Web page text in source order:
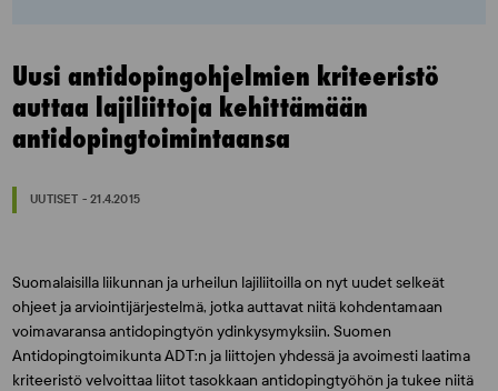
Uusi antidopingohjelmien kriteeristö
auttaa lajiliittoja kehittämään
antidopingtoimintaansa
UUTISET - 21.4.2015
Suomalaisilla liikunnan ja urheilun lajiliitoilla on nyt uudet selkeät
ohjeet ja arviointijärjestelmä, jotka auttavat niitä kohdentamaan
voimavaransa antidopingtyön ydinkysymyksiin. Suomen
Antidopingtoimikunta ADT:n ja liittojen yhdessä ja avoimesti laatima
kriteeristö velvoittaa liitot tasokkaan antidopingtyöhön ja tukee niitä